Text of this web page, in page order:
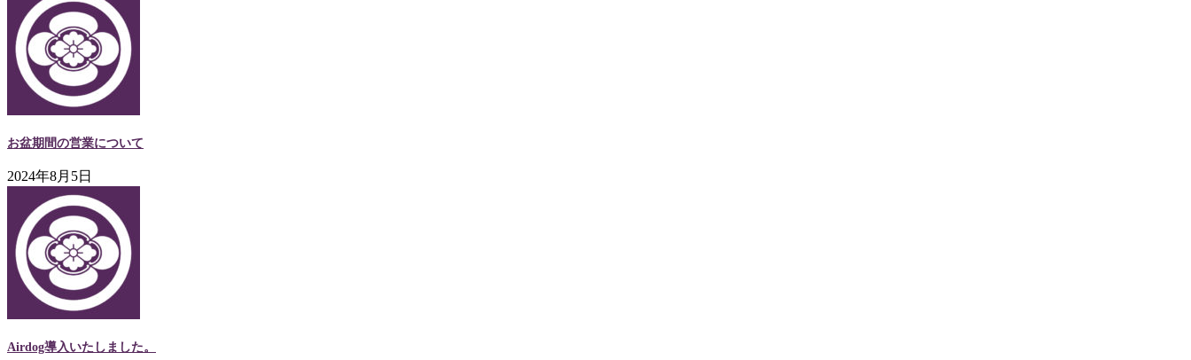
お盆期間の営業について
2024年8月5日
Airdog導入いたしました。